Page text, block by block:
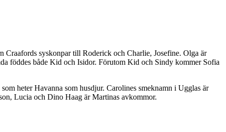
Craafords syskonpar till Roderick och Charlie, Josefine. Olga är
föddes både Kid och Isidor. Förutom Kid och Sindy kommer Sofia
heter Havanna som husdjur. Carolines smeknamn i Ugglas är
Lucia och Dino Haag är Martinas avkommor.